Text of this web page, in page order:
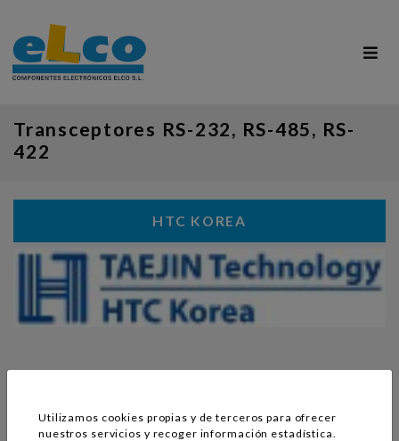
Transceptores RS-232, RS-485, RS-
422
HTC KOREA
Utilizamos cookies propias y de terceros para ofrecer
nuestros servicios y recoger información estadística.